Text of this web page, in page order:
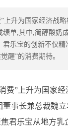
”上升为国家经济战
绩单,其中,简醇酸奶
君乐宝的创新不仅
醒”的消费期待。
费”上升为国家
董事长兼总裁魏
君乐宝从地方